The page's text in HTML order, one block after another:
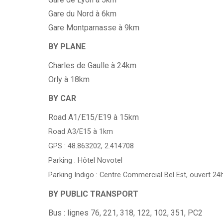
Gare du Nord à 6km
Gare Montparnasse à 9km
BY PLANE
Charles de Gaulle à 24km
Orly à 18km
BY CAR
Road A1/E15/E19 à 15km
Road A3/E15 à 1km
GPS : 48.863202, 2.414708
Parking : Hôtel Novotel
Parking Indigo : Centre Commercial Bel Est, ouvert
BY PUBLIC TRANSPORT
Bus : lignes 76, 221, 318, 122, 102, 351, PC2